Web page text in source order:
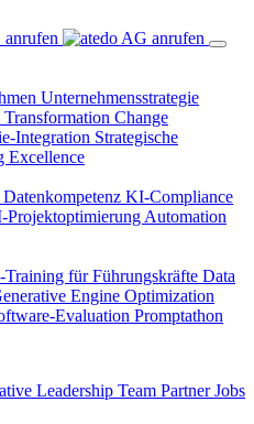
Unternehmensstrategie
Change
Integration Strategische
Excellence
Datenkompetenz KI-Compliance
Projektoptimierung Automation
für Führungskräfte Data
Engine Optimization
Evaluation Promptathon
Leadership Team PartnerJobs